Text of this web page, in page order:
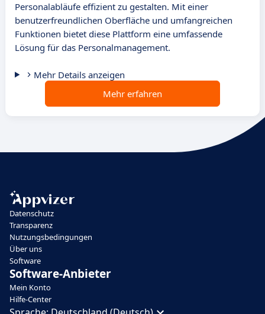
Personalabläufe effizient zu gestalten. Mit einer
benutzerfreundlichen Oberfläche und umfangreichen
Funktionen bietet diese Plattform eine umfassende
Lösung für das Personalmanagement.
Mehr Details anzeigen
Mehr erfahren
Datenschutz
Transparenz
Nutzungsbedingungen
Über uns
Software
Software-Anbieter
Mein Konto
Hilfe-Center